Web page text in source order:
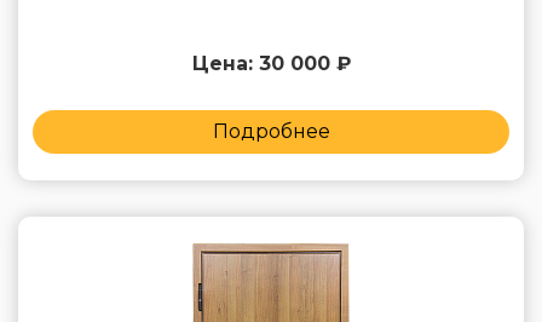
Цена: 30 000 ₽
Подробнее